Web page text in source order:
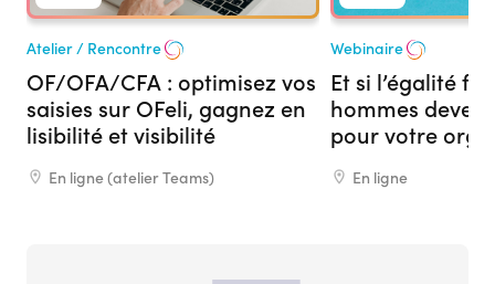
Atelier / Rencontre
OF/OFA/CFA : optimisez vos
saisies sur OFeli, gagnez en
lisibilité et visibilité
En ligne (atelier Teams)
Webinaire
Et si l’égalité
hommes
pour votre
En ligne